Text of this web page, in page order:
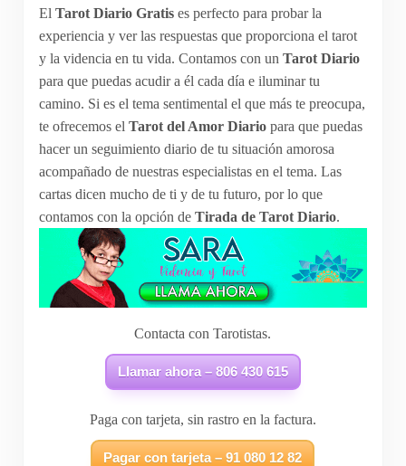
El Tarot Diario Gratises perfecto para probar la
experiencia y ver las respuestas que proporciona el tarot
y la videncia en tu vida. Contamos con un Tarot Diario
para que puedas acudir a él cada día e iluminar tu
camino. Si es el tema sentimental el que más te preocupa,
te ofrecemos el Tarot del Amor Diariopara que puedas
hacer un seguimiento diario de tu situación amorosa
acompañado de nuestras especialistas en el tema. Las
cartas dicen mucho de ti y de tu futuro, por lo que
contamos con la opción de Tirada de Tarot Diario.
Contacta con Tarotistas.
Llamar ahora – 806 430 615
Paga con tarjeta, sin rastro en la factura.
Pagar con tarjeta – 91 080 12 82